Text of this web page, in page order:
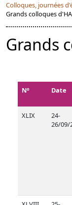
Colloques, journées
Grands colloques
Grands
No Date
XLIX
24-
26/09/